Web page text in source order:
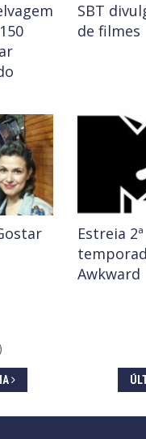
SBT
de filmes
Estreia 2ª
Awkward